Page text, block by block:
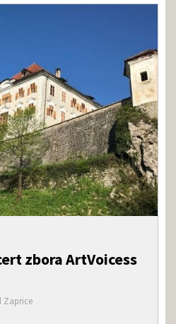
zbora ArtVoicess
Zaprice